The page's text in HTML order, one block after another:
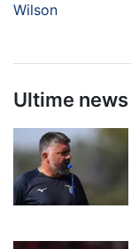
Wilson
Ultime news